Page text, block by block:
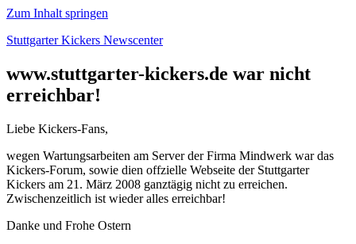
Zum Inhalt springen
Stuttgarter Kickers Newscenter
www.stuttgarter-kickers.de war nicht
erreichbar!
Liebe Kickers-Fans,
wegen Wartungsarbeiten am Server der Firma Mindwerk war das
Kickers-Forum, sowie dien offzielle Webseite der Stuttgarter
Kickers am 21. März 2008 ganztägig nicht zu erreichen.
Zwischenzeitlich ist wieder alles erreichbar!
Danke und Frohe Ostern